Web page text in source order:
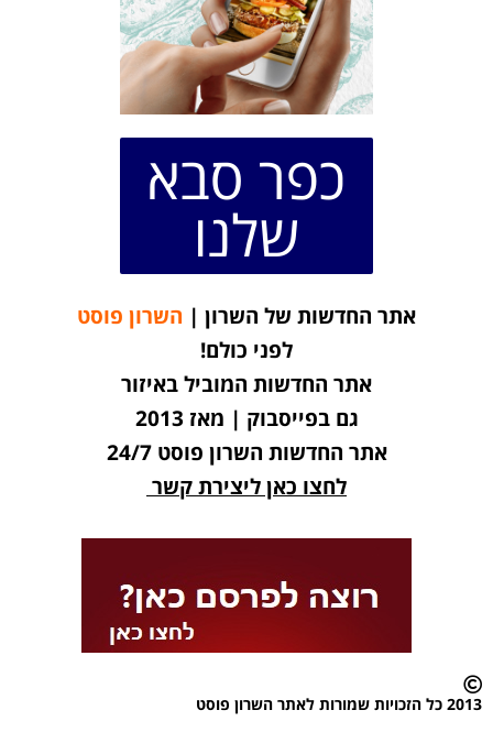
כפר סבא
שלנו
אתר החדשות של השרון | השרון פוסט
לפני כולם!
אתר החדשות המוביל באיזור
גם בפייסבוק | מאז 2013
אתר החדשות השרון פוסט 24/7
לחצו כאן ליצירת קשר
2013 כל הזכויות שמורות לאתר השרון פוסט